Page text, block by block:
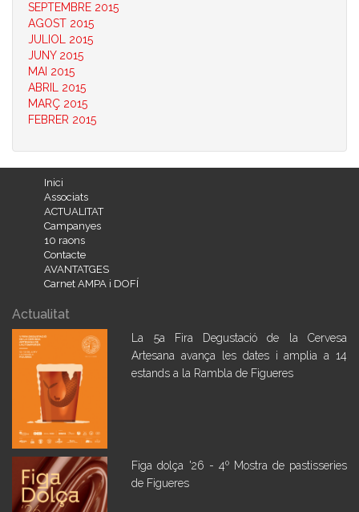
SEPTEMBRE 2015
AGOST 2015
JULIOL 2015
JUNY 2015
MAI 2015
ABRIL 2015
MARÇ 2015
FEBRER 2015
Inici
Associats
ACTUALITAT
Campanyes
10 raons
Contacte
AVANTATGES
Carnet AMPA i DOFÍ
Actualitat
La 5a Fira Degustació de la Cervesa
Artesana avança les dates i amplia a 14
estands a la Rambla de Figueres
Figa dolça '26 - 4º Mostra de pastisseries
de Figueres